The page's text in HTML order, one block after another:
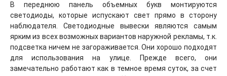
В переднюю панель объемных букв монтируются
светодиоды, которые испускают свет прямо в сторону
наблюдателя. Светодиодные вывески являются самым
ярким из всех возможных вариантов наружной рекламы, т.к.
подсветка ничем не загораживается. Они хорошо подходят
для использования на улице. Прежде всего, они
замечательно работают как в темное время суток, за счет